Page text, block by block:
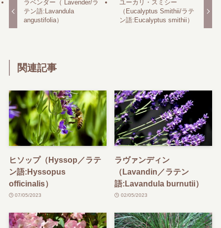
ラベンダー（ Lavender/ラ
テン語:Lavandula
angustifolia）
ユーカリ・スミシー
（Eucalyptus Smithii/ラテ
ン語:Eucalyptus smithii）
関連記事
ヒソップ（Hyssop／ラテ
ン語:Hyssopus
officinalis）
07/05/2023
ラヴァンディン
（Lavandin／ラテン
語:Lavandula burnutii）
02/05/2023